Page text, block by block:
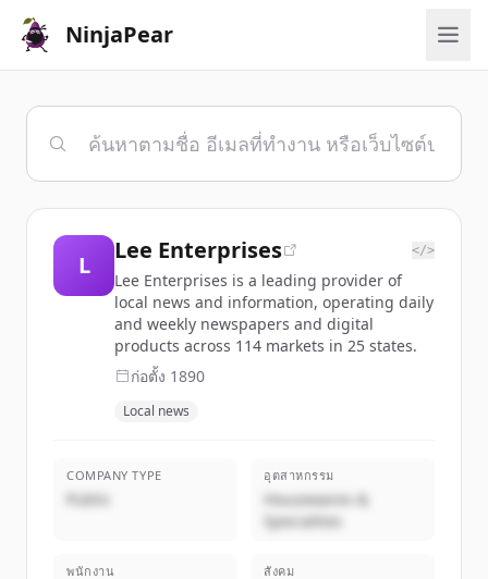
NinjaPear
L
Lee Enterprises </>
Lee Enterprises is a leading provider of
local news and information, operating daily
and weekly newspapers and digital
products across 114 markets in 25 states.
ก่อตั้ง 1890
Local news
COMPANY TYPE
Public
อุตสาหกรรม
Housewares &
Specialties
พนักงาน สังคม